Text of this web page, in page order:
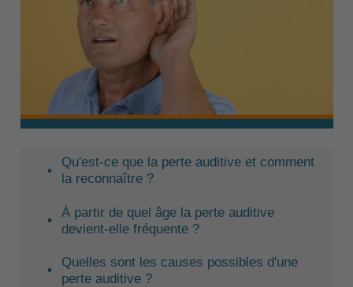
Qu'est-ce que la perte auditive et comment
la reconnaître ?
À partir de quel âge la perte auditive
devient-elle fréquente ?
Quelles sont les causes possibles d'une
perte auditive ?